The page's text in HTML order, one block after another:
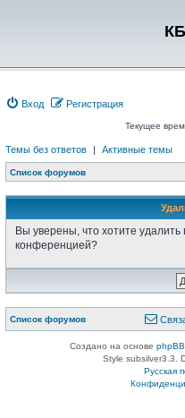
Вход Регистрация
Текущее
Темы без ответов | Активные темы
Список форумов
Вы уверены, что хотите
конференцией?
Список форумов
Связаться с
Связ
Создано на основе phpBB
Style subsilver3.3.
Русская